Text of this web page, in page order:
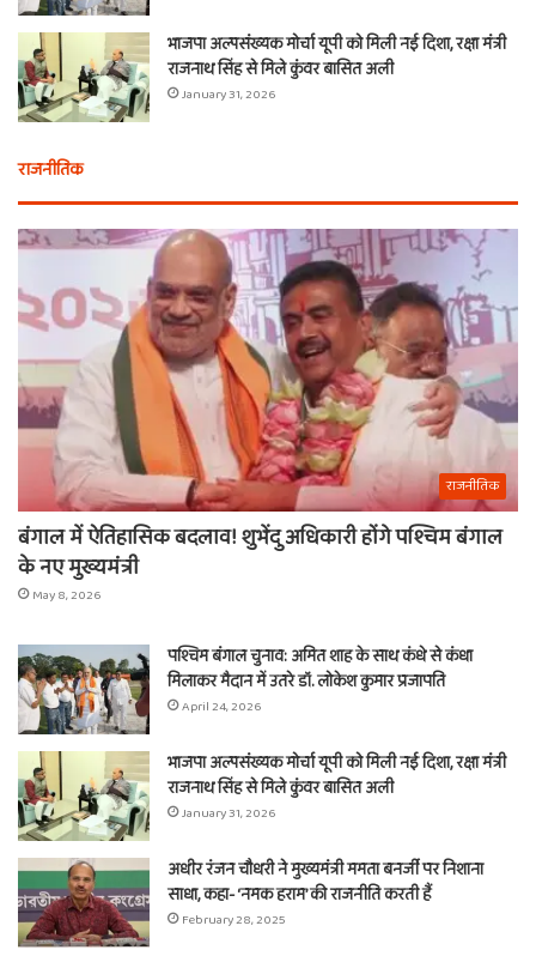
भाजपा अल्पसंख्यक मोर्चा यूपी को मिली नई दिशा, रक्षा मंत्री
राजनाथ सिंह से मिले कुंवर बासित अली
January 31, 2026
राजनीतिक
राजनीतिक
बंगाल में ऐतिहासिक बदलाव! शुभेंदु अधिकारी होंगे पश्चिम बंगाल
के नए मुख्यमंत्री
May 8, 2026
पश्चिम बंगाल चुनाव: अमित शाह के साथ कंधे से कंधा
मिलाकर मैदान में उतरे डॉ. लोकेश कुमार प्रजापति
April 24, 2026
भाजपा अल्पसंख्यक मोर्चा यूपी को मिली नई दिशा, रक्षा मंत्री
राजनाथ सिंह से मिले कुंवर बासित अली
January 31, 2026
अधीर रंजन चौधरी ने मुख्यमंत्री ममता बनर्जी पर निशाना
साधा, कहा- ‘नमक हराम’ की राजनीति करती हैं
February 28, 2025